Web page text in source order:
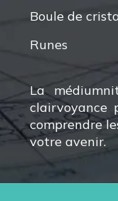
Boule de
Runes
La
clairvoyance
comprendre
votre avenir.